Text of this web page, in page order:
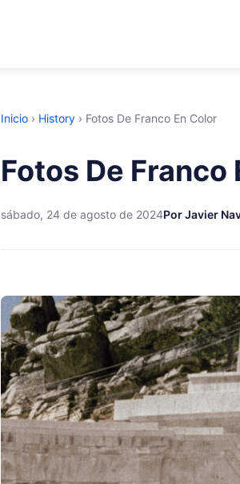
Inicio › History › Fotos De Franco En Color
Fotos De Franco
sábado, 24 de agosto de 2024Por Javier